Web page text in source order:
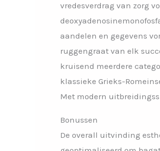
vredesverdrag van zorg
aandelen en gegevens
ruggengraat van elk
kruisend meerdere
klassieke Grieks-
Met modern
Bonussen
De overall uitvinding